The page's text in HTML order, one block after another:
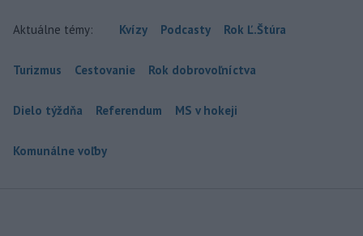
Aktuálne témy: Kvízy Podcasty Rok Ľ.Štúra
Turizmus Cestovanie Rok dobrovoľníctva
Dielo týždňa Referendum MS v hokeji
Komunálne voľby